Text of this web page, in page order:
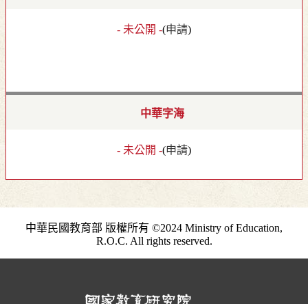
- 未公開 -(申請)
中華字海
- 未公開 -(申請)
中華民國教育部 版權所有 ©2024 Ministry of Education,
R.O.C. All rights reserved.